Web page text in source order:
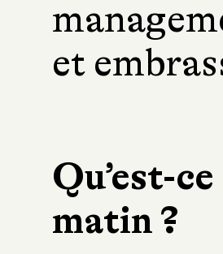
et
Qu’est-
matin ?